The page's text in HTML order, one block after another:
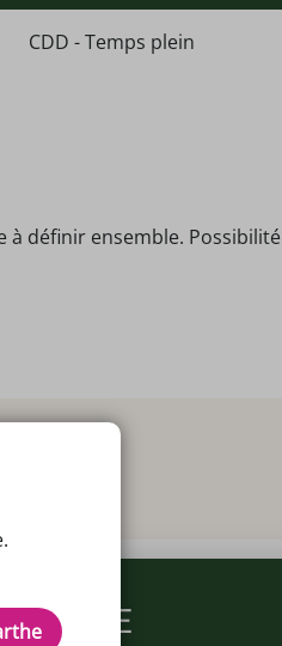
CDD - Temps plein
définir ensemble. Possibilité